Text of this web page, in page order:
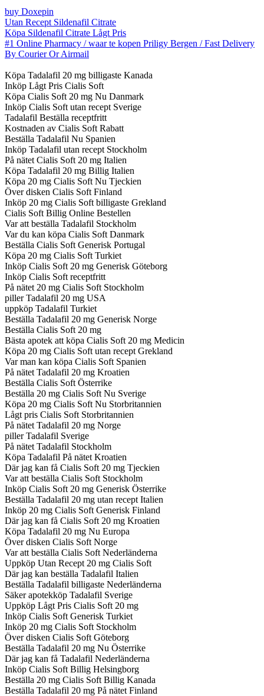
buy Doxepin
Utan Recept Sildenafil Citrate
Köpa Sildenafil Citrate Lågt Pris
#1 Online Pharmacy / waar te kopen Priligy Bergen / Fast Delivery
By Courier Or Airmail
Köpa Tadalafil 20 mg billigaste Kanada
Inköp Lågt Pris Cialis Soft
Köpa Cialis Soft 20 mg Nu Danmark
Inköp Cialis Soft utan recept Sverige
Tadalafil Beställa receptfritt
Kostnaden av Cialis Soft Rabatt
Beställa Tadalafil Nu Spanien
Inköp Tadalafil utan recept Stockholm
På nätet Cialis Soft 20 mg Italien
Köpa Tadalafil 20 mg Billig Italien
Köpa 20 mg Cialis Soft Nu Tjeckien
Över disken Cialis Soft Finland
Inköp 20 mg Cialis Soft billigaste Grekland
Cialis Soft Billig Online Bestellen
Var att beställa Tadalafil Stockholm
Var du kan köpa Cialis Soft Danmark
Beställa Cialis Soft Generisk Portugal
Köpa 20 mg Cialis Soft Turkiet
Inköp Cialis Soft 20 mg Generisk Göteborg
Inköp Cialis Soft receptfritt
På nätet 20 mg Cialis Soft Stockholm
piller Tadalafil 20 mg USA
uppköp Tadalafil Turkiet
Beställa Tadalafil 20 mg Generisk Norge
Beställa Cialis Soft 20 mg
Bästa apotek att köpa Cialis Soft 20 mg Medicin
Köpa 20 mg Cialis Soft utan recept Grekland
Var man kan köpa Cialis Soft Spanien
På nätet Tadalafil 20 mg Kroatien
Beställa Cialis Soft Österrike
Beställa 20 mg Cialis Soft Nu Sverige
Köpa 20 mg Cialis Soft Nu Storbritannien
Lågt pris Cialis Soft Storbritannien
På nätet Tadalafil 20 mg Norge
piller Tadalafil Sverige
På nätet Tadalafil Stockholm
Köpa Tadalafil På nätet Kroatien
Där jag kan få Cialis Soft 20 mg Tjeckien
Var att beställa Cialis Soft Stockholm
Inköp Cialis Soft 20 mg Generisk Österrike
Beställa Tadalafil 20 mg utan recept Italien
Inköp 20 mg Cialis Soft Generisk Finland
Där jag kan få Cialis Soft 20 mg Kroatien
Köpa Tadalafil 20 mg Nu Europa
Över disken Cialis Soft Norge
Var att beställa Cialis Soft Nederländerna
Uppköp Utan Recept 20 mg Cialis Soft
Där jag kan beställa Tadalafil Italien
Beställa Tadalafil billigaste Nederländerna
Säker apotekköp Tadalafil Sverige
Uppköp Lågt Pris Cialis Soft 20 mg
Inköp Cialis Soft Generisk Turkiet
Inköp 20 mg Cialis Soft Stockholm
Över disken Cialis Soft Göteborg
Beställa Tadalafil 20 mg Nu Österrike
Där jag kan få Tadalafil Nederländerna
Inköp Cialis Soft Billig Helsingborg
Beställa 20 mg Cialis Soft Billig Kanada
Beställa Tadalafil 20 mg På nätet Finland